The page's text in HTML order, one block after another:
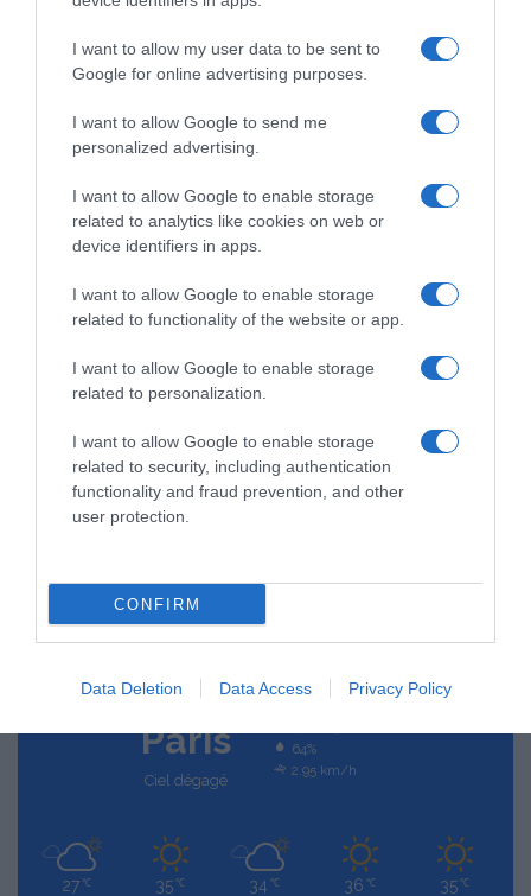
I want to allow my user data to be sent to
Google for online advertising purposes.
I want to allow Google to send me
personalized advertising.
I want to allow Google to enable storage
related to analytics like cookies on web or
device identifiers in apps.
I want to allow Google to enable storage
related to functionality of the website or app.
I want to allow Google to enable storage
related to personalization.
I want to allow Google to enable storage
related to security, including authentication
functionality and fraud prevention, and other
user protection.
CONFIRM
Data Deletion Data Access Privacy Policy
Briochettes aux pépites de
chocolat
Briochettes aux Pruneaux
d’Agen IGP
Vous devezvous connecterpour publier un commentaire.
AJOUTEZ‑NOUS À VOS SOURCES
RECHERCHE GOOGLE
MÉTÉO LOCALE
Paris
Ciel dégagé
16℃
64%
2.95 km/h
27 ℃ 35 ℃ 34 ℃ 36 ℃ 35 ℃